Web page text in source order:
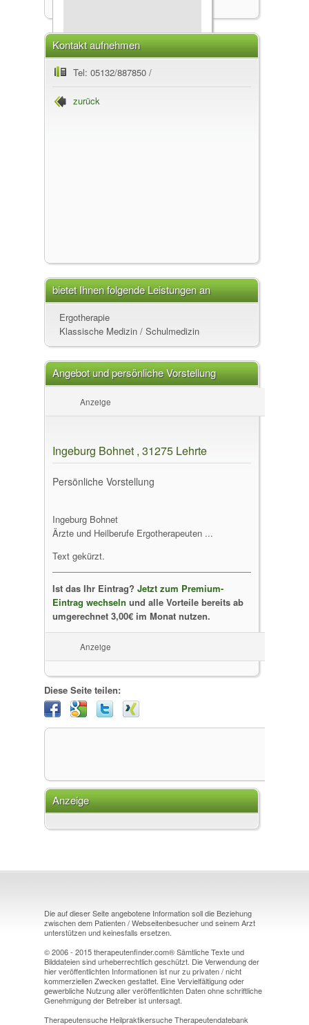
Ingeburg Bohnet
Kontakt aufnehmen
Tel: 05132/887850 /
zurück
bietet Ihnen folgende Leistungen an
Ergotherapie
Klassische Medizin / Schulmedizin
Angebot und persönliche Vorstellung
Anzeige
Ingeburg Bohnet , 31275 Lehrte
Persönliche Vorstellung
Ingeburg Bohnet
Ärzte und Heilberufe Ergotherapeuten ...
Text gekürzt.
Ist das Ihr Eintrag? Jetzt zum Premium-
Eintrag wechseln und alle Vorteile bereits ab
umgerechnet 3,00€ im Monat nutzen.
Anzeige
Diese Seite teilen:
Anzeige
Die auf dieser Seite angebotene Information soll die Beziehung
zwischen dem Patienten / Webseitenbesucher und seinem Arzt
unterstützen und keinesfalls ersetzen.
© 2006 - 2015 therapeutenfinder.com® Sämtliche Texte und
Bilddateien sind urheberrechtlich geschützt. Die Verwendung der
hier veröffentlichten Informationen ist nur zu privaten / nicht
kommerziellen Zwecken gestattet. Eine Vervielfältigung oder
gewerbliche Nutzung aller veröffentlichten Daten ohne schriftliche
Genehmigung der Betreiber ist untersagt.
Therapeutensuche Heilpraktikersuche Therapeutendatebank